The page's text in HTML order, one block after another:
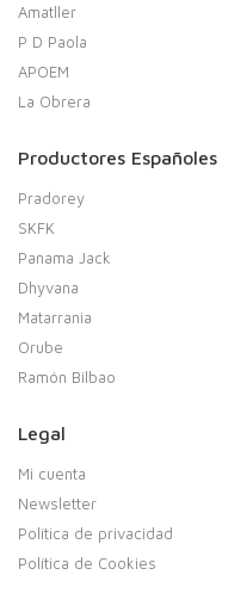
Amatller
P D Paola
APOEM
La Obrera
Productores Españoles
Pradorey
SKFK
Panama Jack
Dhyvana
Matarrania
Orube
Ramón Bilbao
Legal
Mi cuenta
Newsletter
Política de privacidad
Política de Cookies